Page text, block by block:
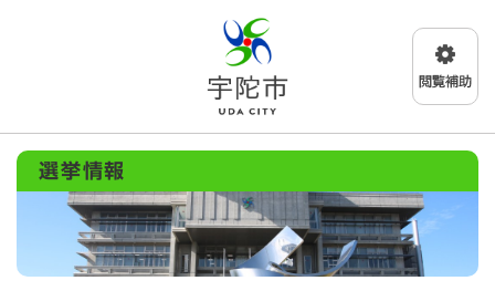
メニューを飛ばして本文へ
選挙情報